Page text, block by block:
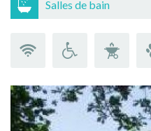
Salles de bain